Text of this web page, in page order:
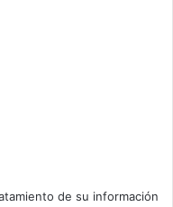
de su información